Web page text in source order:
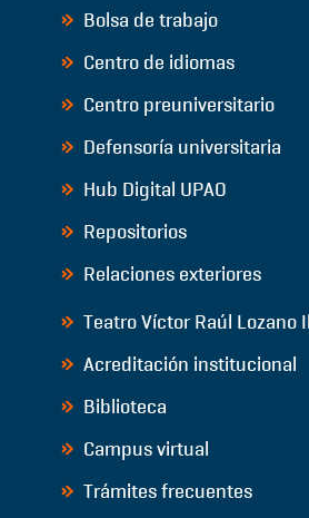
Bolsa de trabajo
Centro de idiomas
Centro preuniversitario
Defensoría universitaria
Hub Digital UPAO
Repositorios
Relaciones exteriores
Teatro Víctor Raúl Lozano
Acreditación institucional
Biblioteca
Campus virtual
Trámites frecuentes